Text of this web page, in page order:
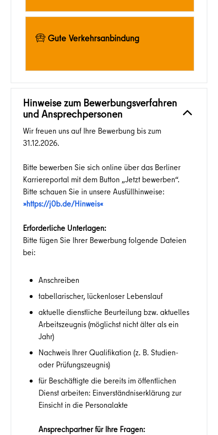
Gute Verkehrsanbindung
Hinweise zum Bewerbungsverfahren
und Ansprechpersonen
Wir freuen uns auf Ihre Bewerbung bis zum
31.12.2026.
Bitte bewerben Sie sich online über das Berliner
Karriereportal mit dem Button „Jetzt bewerben“.
Bitte schauen Sie in unsere Ausfüllhinweise:
https://j0b.de/Hinweis
Erforderliche Unterlagen:
Bitte fügen Sie Ihrer Bewerbung folgende Dateien
bei:
Anschreiben
tabellarischer, lückenloser Lebenslauf
aktuelle dienstliche Beurteilung bzw. aktuelles
Arbeitszeugnis (möglichst nicht älter als ein
Jahr)
Nachweis Ihrer Qualifikation (z. B. Studien-
oder Prüfungszeugnis)
für Beschäftigte die bereits im öffentlichen
Dienst arbeiten: Einverständniserklärung zur
Einsicht in die Personalakte
Ansprechpartner für Ihre Fragen: